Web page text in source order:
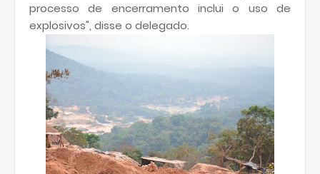
processo de encerramento inclui o uso de
explosivos", disse o delegado.